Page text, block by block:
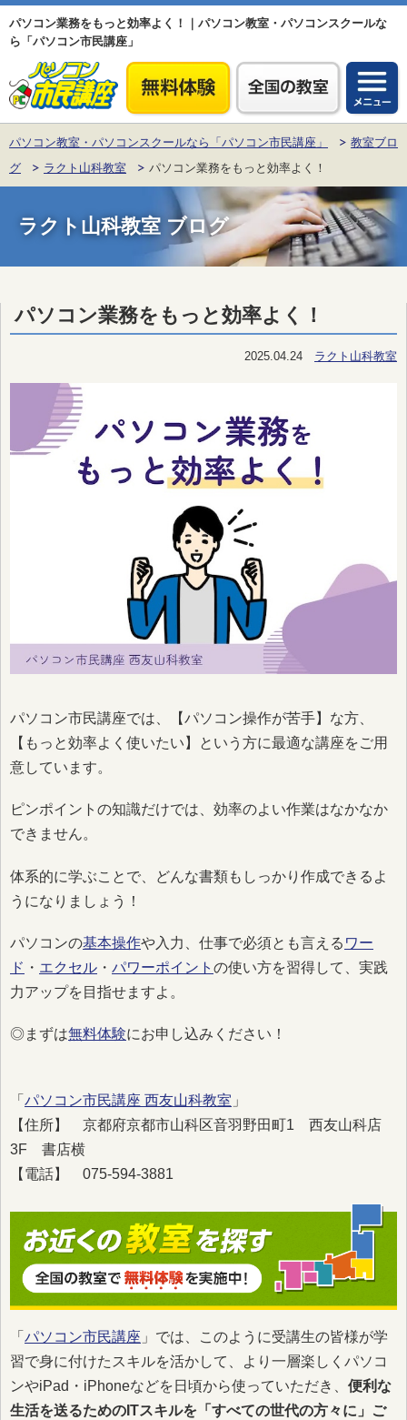
パソコン業務をもっと効率よく！｜パソコン教室・パソコンスクールな
ら「パソコン市民講座」
パソコン教室・パソコンスクールなら「パソコン市民講座」
教室ブロ
グ
ラクト山科教室 パソコン業務をもっと効率よく！
ラクト山科教室 ブログ
パソコン業務をもっと効率よく！
2025.04.24 ラクト山科教室
パソコン市民講座では、【パソコン操作が苦手】な方、
【もっと効率よく使いたい】という方に最適な講座をご用
意しています。
ピンポイントの知識だけでは、効率のよい作業はなかなか
できません。
体系的に学ぶことで、どんな書類もしっかり作成できるよ
うになりましょう！
パソコンの基本操作や入力、仕事で必須とも言える ワー
ド ・ エクセル ・ パワーポイント の使い方を習得して、実践
力アップを目指せますよ。
◎まずは無料体験にお申し込みください！
「 パソコン市民講座 西友山科教室 」
【住所】 京都府京都市山科区音羽野田町1 西友山科店
3F 書店横
【電話】 075-594-3881
「 パソコン市民講座 」では、このように受講生の皆様が学
習で身に付けたスキルを活かして、より一層楽しくパソコ
ンやiPad・iPhoneなどを日頃から使っていただき、 便利な
生活を送るためのITスキルを「すべての世代の方々に」ご